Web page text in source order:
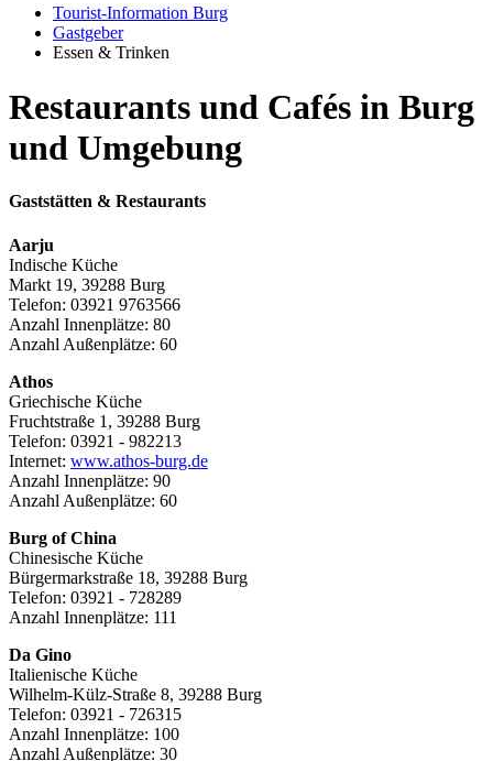
Tourist-Information Burg
Gastgeber
Essen & Trinken
Restaurants und Cafés in Burg
und Umgebung
Gaststätten & Restaurants
Aarju
Indische Küche
Markt 19, 39288 Burg
Telefon: 03921 9763566
Anzahl Innenplätze: 80
Anzahl Außenplätze: 60
Athos
Griechische Küche
Fruchtstraße 1, 39288 Burg
Telefon: 03921 - 982213
Internet: www.athos-burg.de
Anzahl Innenplätze: 90
Anzahl Außenplätze: 60
Burg of China
Chinesische Küche
Bürgermarkstraße 18, 39288 Burg
Telefon: 03921 - 728289
Anzahl Innenplätze: 111
Da Gino
Italienische Küche
Wilhelm-Külz-Straße 8, 39288 Burg
Telefon: 03921 - 726315
Anzahl Innenplätze: 100
Anzahl Außenplätze: 30